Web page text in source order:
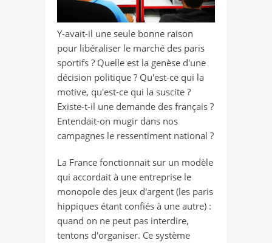
Y-avait-il une seule bonne raison
pour libéraliser le marché des paris
sportifs ? Quelle est la genèse d'une
décision politique ? Qu'est-ce qui la
motive, qu'est-ce qui la suscite ?
Existe-t-il une demande des français ?
Entendait-on mugir dans nos
campagnes le ressentiment national ?
La France fonctionnait sur un modèle
qui accordait à une entreprise le
monopole des jeux d'argent (les paris
hippiques étant confiés à une autre) :
quand on ne peut pas interdire,
tentons d'organiser. Ce système